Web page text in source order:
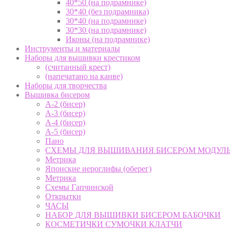
40*50 (на подрамнике)
30*40 (без подрамника)
30*40 (на подрамнике)
30*30 (на подрамнике)
Иконы (на подрамнике)
Инструменты и материалы
Наборы для вышивки крестиком
(считанный крест)
(напечатано на канве)
Наборы для творчества
Вышивка бисером
А-2 (бисер)
А-3 (бисер)
А-4 (бисер)
А-5 (бисер)
Пано
СХЕМЫ ДЛЯ ВЫШИВАНИЯ БИСЕРОМ
Метрика
Японские иероглифы (оберег)
Метрика
Схемы Гапчинской
Открытки
ЧАСЫ
НАБОР ДЛЯ ВЫШИВКИ БИСЕРОМ БАБОЧКИ
КОСМЕТИЧКИ СУМОЧКИ КЛАТЧИ